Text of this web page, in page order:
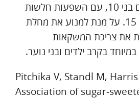
העששת בקרב ילדים בני 10, עם השפעות חלשות
יותר בקרב ילדים בני 15. על מנת למנוע את מחלת
את צריכת המשקאות
בקרב ילדים ובני נוער.
Pitchika V, Standl M,
Association of sugar-